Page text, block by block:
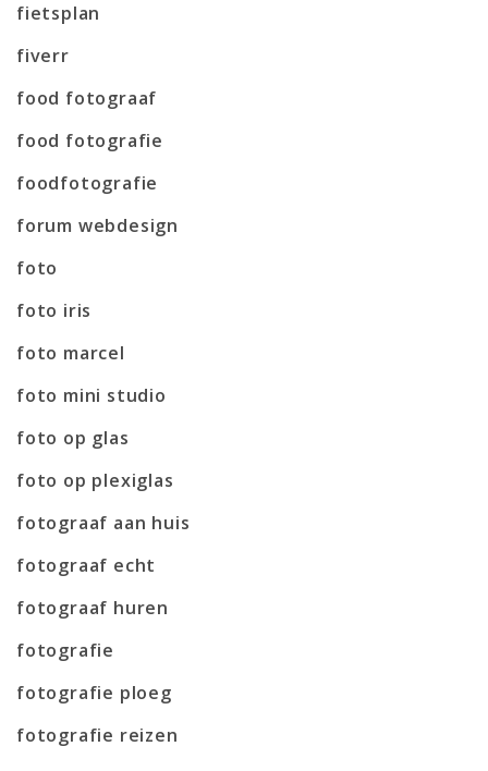
fietsplan
fiverr
food fotograaf
food fotografie
foodfotografie
forum webdesign
foto
foto iris
foto marcel
foto mini studio
foto op glas
foto op plexiglas
fotograaf aan huis
fotograaf echt
fotograaf huren
fotografie
fotografie ploeg
fotografie reizen